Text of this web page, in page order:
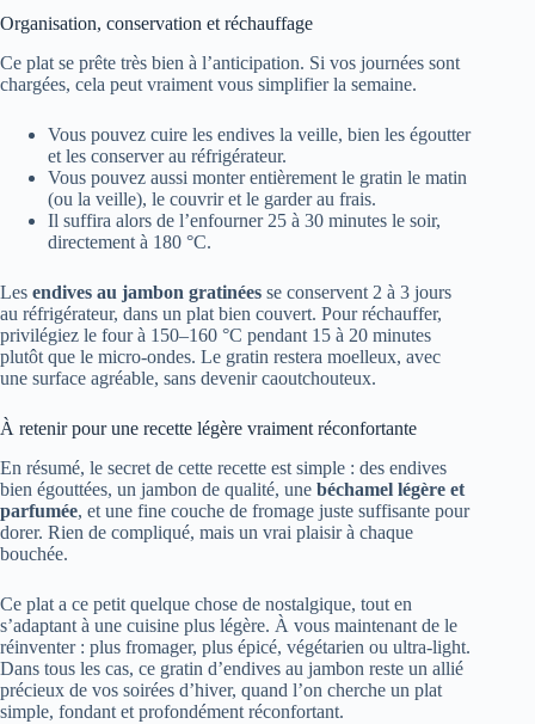
Organisation, conservation et réchauffage
Ce plat se prête très bien à l’anticipation. Si vos journées sont
chargées, cela peut vraiment vous simplifier la semaine.
Vous pouvez cuire les endives la veille, bien les égoutter
et les conserver au réfrigérateur.
Vous pouvez aussi monter entièrement le gratin le matin
(ou la veille), le couvrir et le garder au frais.
Il suffira alors de l’enfourner 25 à 30 minutes le soir,
directement à 180 °C.
Les endives au jambon gratinées se conservent 2 à 3 jours
au réfrigérateur, dans un plat bien couvert. Pour réchauffer,
privilégiez le four à 150–160 °C pendant 15 à 20 minutes
plutôt que le micro-ondes. Le gratin restera moelleux, avec
une surface agréable, sans devenir caoutchouteux.
À retenir pour une recette légère vraiment réconfortante
En résumé, le secret de cette recette est simple : des endives
bien égouttées, un jambon de qualité, une béchamel légère et
parfumée, et une fine couche de fromage juste suffisante pour
dorer. Rien de compliqué, mais un vrai plaisir à chaque
bouchée.
Ce plat a ce petit quelque chose de nostalgique, tout en
s’adaptant à une cuisine plus légère. À vous maintenant de le
réinventer : plus fromager, plus épicé, végétarien ou ultra-light.
Dans tous les cas, ce gratin d’endives au jambon reste un allié
précieux de vos soirées d’hiver, quand l’on cherche un plat
simple, fondant et profondément réconfortant.